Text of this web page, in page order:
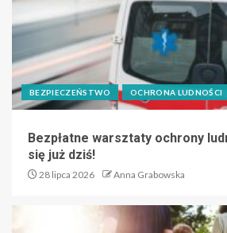
BEZPIECZEŃSTWO OCHRONA LUDNOŚCI
Bezpłatne warsztaty ochrony
się już dziś!
28 lipca 2026 Anna Grabowska